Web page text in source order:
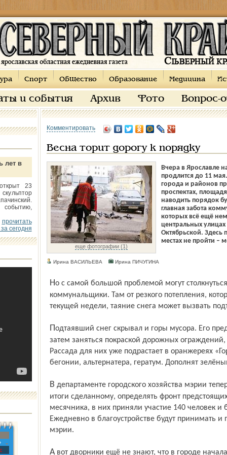
Спорт Общество Образование Медицина
и события Архив Фото Вопрос-
лет в
23
прочитать
сегодня
Комментировать
Весна торит дорогу к порядку
еще фотографии (1)
Вчера в Ярославле
продлится до 11
города и районов
проспектах,
наводить порядок
главная забота
которых всё ещё
центральных
Октябрьской. Здесь
местах не пройти –
Ирина ВАСИЛЬЕВА Ирина ПИЧУГИНА
Но с самой большой проблемой могут столкнуться жители частного сектора, говорят
коммунальщики. Там от резкого потепления,
текущей недели, таяние снега может вызвать
Подтаявший снег скрывал и горы мусора. Его предстоит убрать в короткие сроки. А
затем заняться покраской дорожных
Рассада для них уже подрастает в оранжереях
бегонии, альтернатера, гератум. Дополнят
В департаменте городского хозяйства мэрии теперь каждый день будут подводить
итоги сделанному, определять фронт
месячника, в них приняли участие 140 человек и
Ежедневно в благоустройстве будут принимать и
мэрии.
А вот дворники ещё не знают, что в городе началась полномасштабная уборка, они